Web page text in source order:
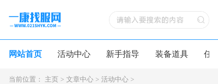
网站首页 活动中心 新手指导 装备道具 任
当前位置： 主页> 文章中心> 活动中心>